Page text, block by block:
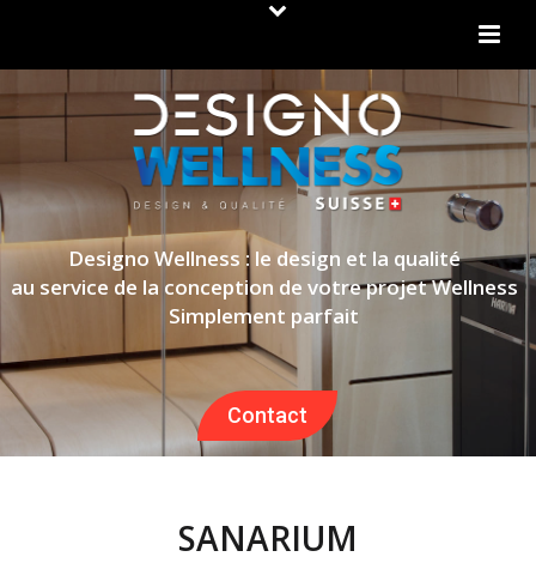
Designo Wellness : le design et la qualité
au service de la conception de votre projet Wellness
Simplement parfait
Contact
SANARIUM